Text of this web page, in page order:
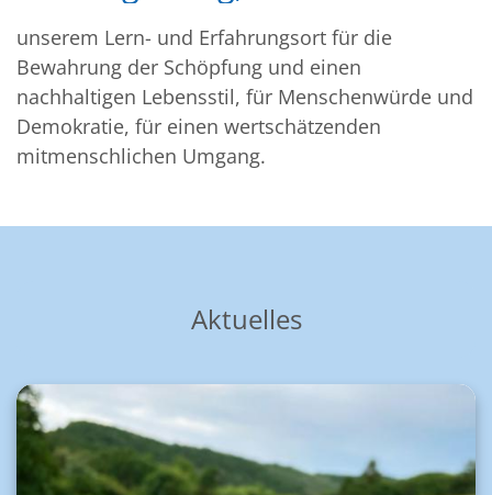
unserem Lern- und Erfahrungsort für die
Bewahrung der Schöpfung und einen
nachhaltigen Lebensstil, für Menschenwürde und
Demokratie, für einen wertschätzenden
mitmenschlichen Umgang.
Aktuelles